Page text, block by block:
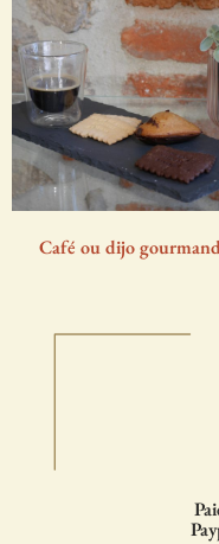
Café ou dijo